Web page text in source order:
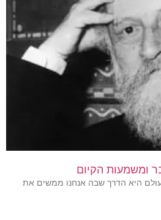
ומשמעות הקיום
היא הדרך שבה אנחנו ממשים את